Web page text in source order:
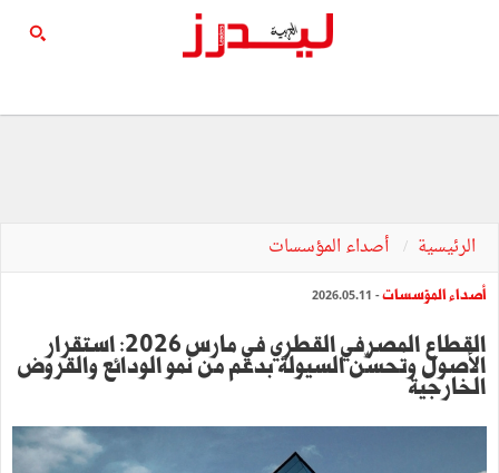
الرئيسية أصداء المؤسسات
أصداء المؤسسات- 2026.05.11
القطاع المصرفي القطري في مارس 2026: استقرار
الأصول وتحسّن السيولة بدعم من نمو الودائع والقروض
الخارجية